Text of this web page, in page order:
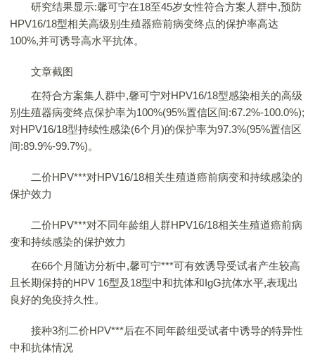
研究结果显示:馨可宁在18至45岁女性符合方案人群中,预防
HPV16/18型相关高级别生殖器癌前病变终点的保护率高达
100%,并可诱导高水平抗体。
文章截图
在符合方案集人群中,馨可宁对HPV16/18型感染相关的高级
别生殖器病变终点保护率为100%(95%置信区间:67.2%-100.0%);
对HPV16/18型持续性感染(6个月)的保护率为97.3%(95%置信区
间:89.9%-99.7%)。
二价HPV***对HPV16/18相关生殖道癌前病变和持续感染的
保护效力
二价HPV***对不同年龄组人群HPV16/18相关生殖道癌前病
变和持续感染的保护效力
在66个月随访分析中,馨可宁***可有效诱导受试者产生较高
且长期保持的HPV 16型及18型中和抗体和IgG抗体水平,表现出
良好的免疫持久性。
接种3剂二价HPV***后在不同年龄组受试者中诱导的特异性
中和抗体情况